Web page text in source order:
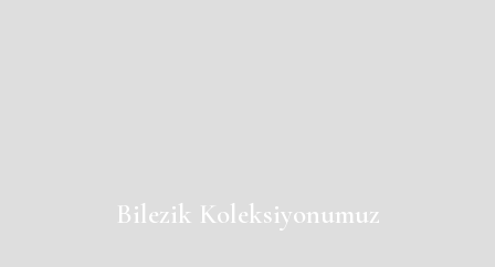
Bilezik Koleksiyonumuz